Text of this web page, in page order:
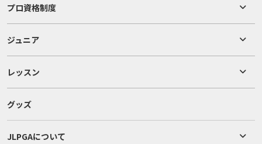
プロ資格制度
ジュニア
レッスン
グッズ
JLPGAについて